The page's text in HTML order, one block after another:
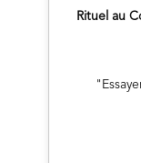
Rituel au